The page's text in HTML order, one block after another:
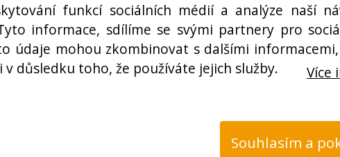
funkcí sociálních médií a analýze naší
informace, sdílíme se svými partnery pro
údaje mohou zkombinovat s dalšími
důsledku toho, že používáte jejich služby.
Více
Souhlasím a
N00100440600